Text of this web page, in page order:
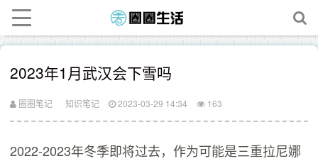
2023年1月武汉会下雪吗
圈圈笔记 知识笔记 2023-03-29 14:34 163
2022-2023年冬季即将过去，作为可能是三重拉尼娜